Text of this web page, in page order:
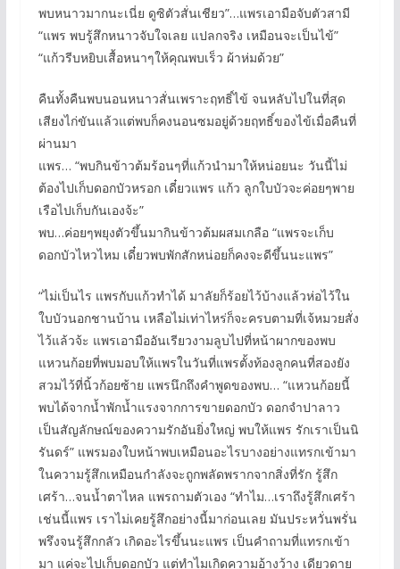
พบหนาวมากนะเนี่ย ดูซิตัวสั่นเชียว”…แพรเอามือจับตัวสามี
“แพร พบรู้สึกหนาวจับใจเลย แปลกจริง เหมือนจะเป็นไข้”
“แก้วรีบหยิบเสื้อหนาๆให้คุณพบเร็ว ผ้าห่มด้วย”
คืนทั้งคืนพบนอนหนาวสั่นเพราะฤทธิ์ไข้ จนหลับไปในที่สุด
เสียงไก่ขันแล้วแต่พบก็คงนอนซมอยู่ด้วยฤทธิ์ของไข้เมื่อคืนที่
ผ่านมา
แพร… “พบกินข้าวต้มร้อนๆที่แก้วนำมาให้หน่อยนะ วันนี้ไม่
ต้องไปเก็บดอกบัวหรอก เดี๋ยวแพร แก้ว ลูกใบบัวจะค่อยๆพาย
เรือไปเก็บกันเองจ้ะ”
พบ…ค่อยๆพยุงตัวขึ้นมากินข้าวต้มผสมเกลือ “แพรจะเก็บ
ดอกบัวไหวไหม เดี๋ยวพบพักสักหน่อยก็คงจะดีขึ้นนะแพร”
“ไม่เป็นไร แพรกับแก้วทำได้ มาลัยก็ร้อยไว้บ้างแล้วห่อไว้ใน
ใบบัวนอกชานบ้าน เหลือไม่เท่าไหร่ก็จะครบตามที่เจ้หมวยสั่ง
ไว้แล้วจ้ะ แพรเอามืออันเรียวงามลูบไปที่หน้าผากของพบ
แหวนก้อยที่พบมอบให้แพรในวันที่แพรตั้งท้องลูกคนที่สองยัง
สวมไว้ที่นิ้วก้อยซ้าย แพรนึกถึงคำพูดของพบ… “แหวนก้อยนี้
พบได้จากน้ำพักน้ำแรงจากการขายดอกบัว ดอกจำปาลาว
เป็นสัญลักษณ์ของความรักอันยิ่งใหญ่ พบให้แพร รักเราเป็นนิ
รันดร์” แพรมองใบหน้าพบเหมือนอะไรบางอย่างแทรกเข้ามา
ในความรู้สึกเหมือนกำลังจะถูกพลัดพรากจากสิ่งที่รัก รู้สึก
เศร้า…จนน้ำตาไหล แพรถามตัวเอง “ทำไม…เราถึงรู้สึกเศร้า
เช่นนี้แพร เราไม่เคยรู้สึกอย่างนี้มาก่อนเลย มันประหวั่นพรั่น
พรึงจนรู้สึกกลัว เกิดอะไรขึ้นนะแพร เป็นคำถามที่แทรกเข้า
มา แค่จะไปเก็บดอกบัว แต่ทำไมเกิดความอ้างว้าง เดียวดาย